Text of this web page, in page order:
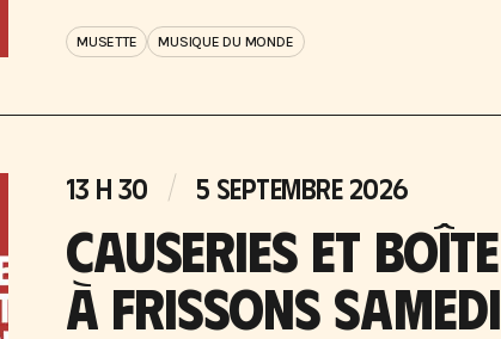
MUSETTE MUSIQUE DU MONDE
13 H 30 5 SEPTEMBRE 2026
CAUSERIES ET BOÎTE
À FRISSONS SAMEDI